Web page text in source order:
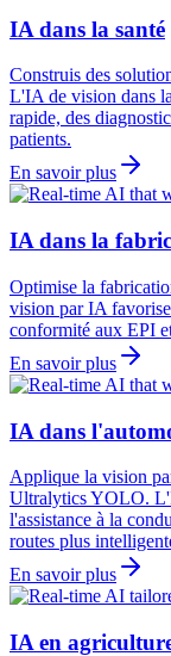
IA dans la santé
Construis des
L'IA de vision dans
rapide, des
patients.
En savoir plus
IA dans la
Optimise la
vision par IA
conformité aux EPI
En savoir plus
IA dans
Applique la vision
Ultralytics YOLO.
l'assistance à la
routes plus
En savoir plus
IA en